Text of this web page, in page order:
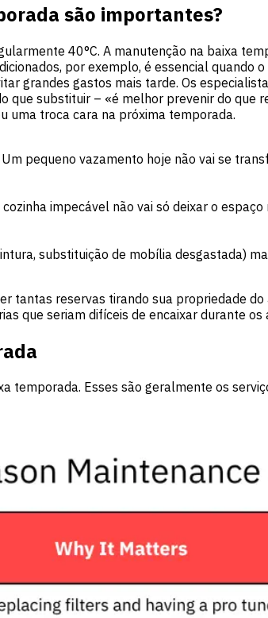
são importantes?
40°C. A manutenção na baixa
por exemplo, é essencial quando
grandes gastos mais tarde. Os
que substituir – «é melhor prevenir do que
uma troca cara na próxima temporada.
pequeno vazamento hoje não vai se
impecável não vai só deixar o
substituição de mobília desgastada)
tantas reservas tirando sua propriedade
que seriam difíceis de encaixar durante os
temporada. Esses são geralmente os